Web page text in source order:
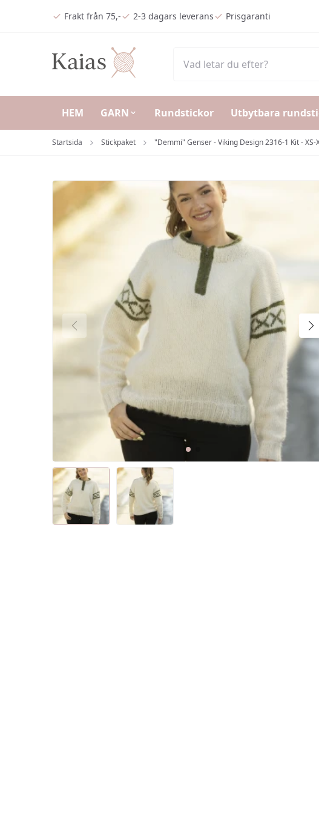
Frakt från 75,- 2-3 dagars leverans Prisgaranti
HEM GARN Rundstickor Utbytbara
Startsida Stickpaket "Demmi" Genser - Viking Design 2316-1 Kit - XS-